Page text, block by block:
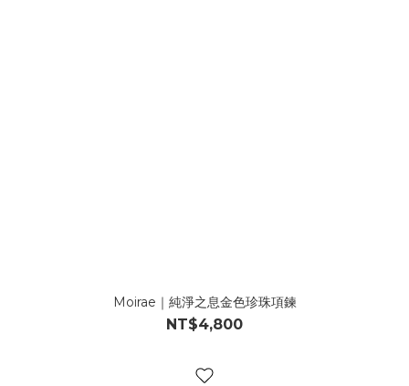
Moirae｜純淨之息金色珍珠項鍊
NT$4,800